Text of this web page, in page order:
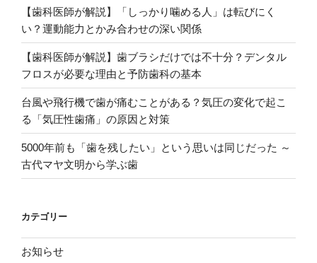
【歯科医師が解説】「しっかり噛める人」は転びにく
い？運動能力とかみ合わせの深い関係
【歯科医師が解説】歯ブラシだけでは不十分？デンタル
フロスが必要な理由と予防歯科の基本
台風や飛行機で歯が痛むことがある？気圧の変化で起こ
る「気圧性歯痛」の原因と対策
5000年前も「歯を残したい」という思いは同じだった ～
古代マヤ文明から学ぶ歯
カテゴリー
お知らせ